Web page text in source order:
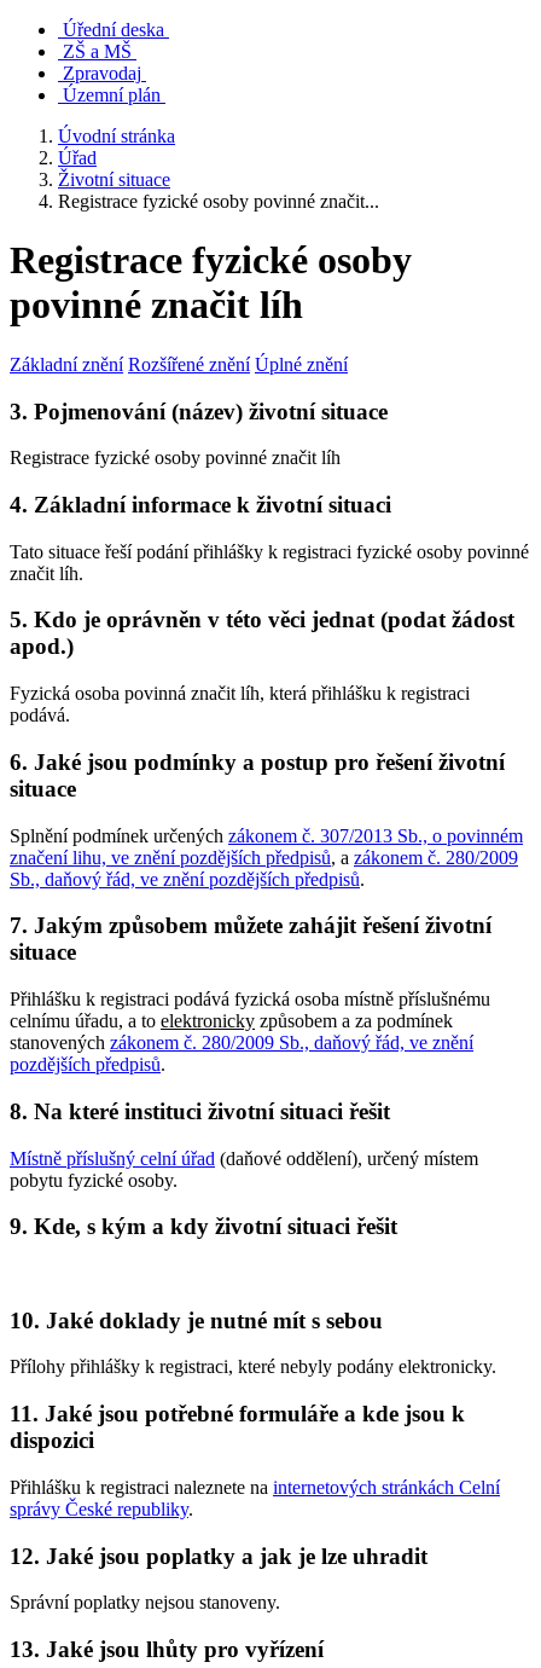
Úřední deska
ZŠ a MŠ
Zpravodaj
Územní plán
Úvodní stránka
Úřad
Životní situace
Registrace fyzické osoby povinné značit...
Registrace fyzické osoby
povinné značit líh
Základní znění Rozšířené znění Úplné znění
3. Pojmenování (název) životní situace
Registrace fyzické osoby povinné značit líh
4. Základní informace k životní situaci
Tato situace řeší podání přihlášky k registraci fyzické osoby povinné
značit líh.
5. Kdo je oprávněn v této věci jednat (podat žádost
apod.)
Fyzická osoba povinná značit líh, která přihlášku k registraci
podává.
6. Jaké jsou podmínky a postup pro řešení životní
situace
Splnění podmínek určených zákonem č. 307/2013 Sb., o povinném
značení lihu, ve znění pozdějších předpisů, a zákonem č. 280/2009
Sb., daňový řád, ve znění pozdějších předpisů.
7. Jakým způsobem můžete zahájit řešení životní
situace
Přihlášku k registraci podává fyzická osoba místně příslušnému
celnímu úřadu, a to elektronicky způsobem a za podmínek
stanovených zákonem č. 280/2009 Sb., daňový řád, ve znění
pozdějších předpisů.
8. Na které instituci životní situaci řešit
Místně příslušný celní úřad (daňové oddělení), určený místem
pobytu fyzické osoby.
9. Kde, s kým a kdy životní situaci řešit
10. Jaké doklady je nutné mít s sebou
Přílohy přihlášky k registraci, které nebyly podány elektronicky.
11. Jaké jsou potřebné formuláře a kde jsou k
dispozici
Přihlášku k registraci naleznete na internetových stránkách Celní
správy České republiky.
12. Jaké jsou poplatky a jak je lze uhradit
Správní poplatky nejsou stanoveny.
13. Jaké jsou lhůty pro vyřízení